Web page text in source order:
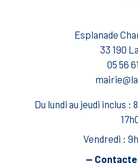
Esplanade
33 190
05 56
Du lundi au jeudi inclus :
Vendredi :
—